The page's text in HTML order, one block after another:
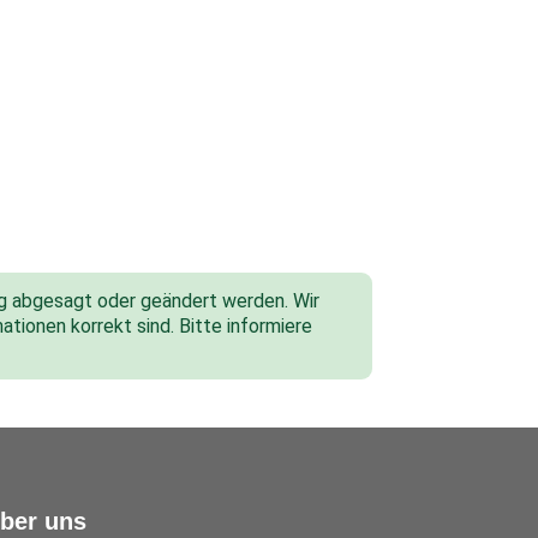
abgesagt oder geändert werden. Wir
korrekt sind. Bitte informiere
uns